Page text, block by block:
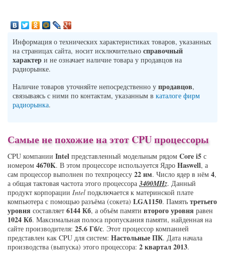
Информация о технических характеристиках товаров, указанных
на страницах сайта, носит исключительно справочный
характер и не означает наличие товара у продавцов на
радиорынке.
Наличие товаров уточняйте непосредственно у продавцов,
связываясь с ними по контактам, указанным в каталоге фирм
радиорынка.
Самые не похожие на этот CPU процессоры
CPU компании Intel представленный модельным рядом Core i5 с
номером 4670K. В этом процессоре используется Ядро Haswell, а
сам процессор выполнен по техпроцессу 22 нм. Число ядер в нём 4,
а общая тактовая частота этого процессора 3400MHz. Данный
продукт корпорации Intel подключается к материнской плате
компьютера с помощью разъёма (сокета) LGA1150. Память третьего
уровня составляет 6144 Кб, а объём памяти второго уровня равен
1024 Кб. Максимальная полоса пропускания памяти, найденная на
сайте производителя: 25.6 Гб/с. Этот процессор компанией
представлен как CPU для систем: Настольные ПК. Дата начала
производства (выпуска) этого процессора: 2 квартал 2013.